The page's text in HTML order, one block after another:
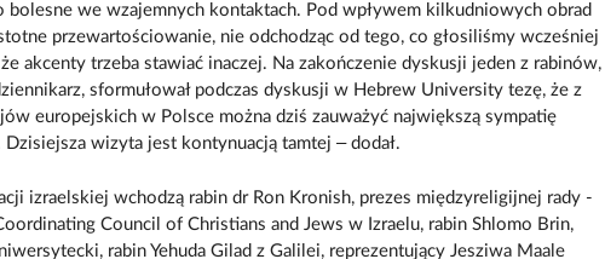
bolesne we wzajemnych kontaktach. Pod wpływem kilkudniowych obrad
przewartościowanie, nie odchodząc od tego, co głosiliśmy wcześniej
akcenty trzeba stawiać inaczej. Na zakończenie dyskusji jeden z rabinów,
sformułował podczas dyskusji w Hebrew University tezę, że z
europejskich w Polsce można dziś zauważyć największą sympatię
wizyta jest kontynuacją tamtej – dodał.
izraelskiej wchodzą rabin dr Ron Kronish, prezes międzyreligijnej rady -
Council of Christians and Jews w Izraelu, rabin Shlomo Brin,
rabin Yehuda Gilad z Galilei, reprezentujący Jesziwa Maale